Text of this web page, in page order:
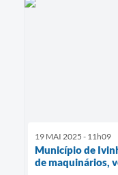
19 MAI 2025 - 11h09
Município de
de maquinários,